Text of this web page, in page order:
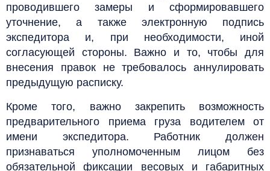
проводившего замеры и сформировавшего
уточнение, а также электронную подпись
экспедитора и, при необходимости, иной
согласующей стороны. Важно и то, чтобы для
внесения правок не требовалось аннулировать
предыдущую расписку.
Кроме того, важно закрепить возможность
предварительного приема груза водителем от
имени экспедитора. Работник должен
признаваться уполномоченным лицом без
обязательной фиксации весовых и габаритных